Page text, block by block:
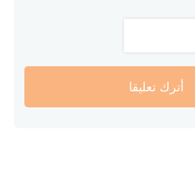
أترك تعليقا